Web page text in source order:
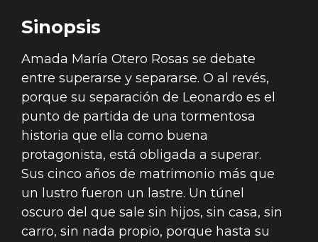
Sinopsis
Amada María Otero Rosas se debate
entre superarse y separarse. O al revés,
porque su separación de Leonardo es el
punto de partida de una tormentosa
historia que ella como buena
protagonista, está obligada a superar.
Sus cinco años de matrimonio más que
un lustro fueron un lastre. Un túnel
oscuro del que sale sin hijos, sin casa, sin
carro, sin nada propio, porque hasta su